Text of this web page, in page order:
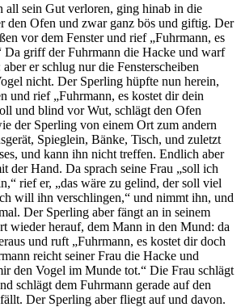
all sein Gut verloren, ging hinab in die
den Ofen und zwar ganz bös und giftig. Der
vor dem Fenster und rief „Fuhrmann, es
Da griff der Fuhrmann die Hacke und warf
er schlug nur die Fensterscheiben
nicht. Der Sperling hüpfte nun herein,
und rief „Fuhrmann, es kostet dir dein
und blind vor Wut, schlägt den Ofen
der Sperling von einem Ort zum andern
Spieglein, Bänke, Tisch, und zuletzt
und kann ihn nicht treffen. Endlich aber
der Hand. Da sprach seine Frau „soll ich
rief er, „das wäre zu gelind, der soll viel
will ihn verschlingen,“ und nimmt ihn, und
Der Sperling aber fängt an in seinem
wieder herauf, dem Mann in den Mund: da
und ruft „Fuhrmann, es kostet dir doch
reicht seiner Frau die Hacke und
den Vogel im Munde tot.“ Die Frau schlägt
schlägt dem Fuhrmann gerade auf den
Der Sperling aber fliegt auf und davon.